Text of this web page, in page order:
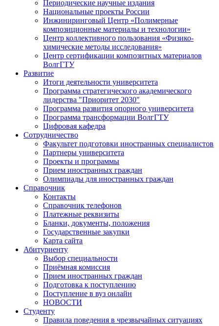
Периодические научные издания
Национальные проекты России
Инжиниринговый Центр «Полимерные
композиционные материалы и технологии»
Центр коллективного пользования «Физико-
химические методы исследования»
Центр сертификации композитных материалов
ВолгГТУ
Развитие
Итоги деятельности университета
Программа стратегического академического
лидерства "Приоритет 2030"
Программа развития опорного университета
Программа трансформации ВолгГТУ
Цифровая кафедра
Сотрудничество
Факультет подготовки иностранных специалистов
Партнеры университета
Проекты и программы
Прием иностранных граждан
Олимпиады для иностранных граждан
Справочник
Контакты
Справочник телефонов
Платежные реквизиты
Бланки, документы, положения
Государственные закупки
Карта сайта
Абитуриенту
Выбор специальности
Приёмная комиссия
Прием иностранных граждан
Подготовка к поступлению
Поступление в вуз онлайн
НОВОСТИ
Студенту
Правила поведения в чрезвычайных ситуациях